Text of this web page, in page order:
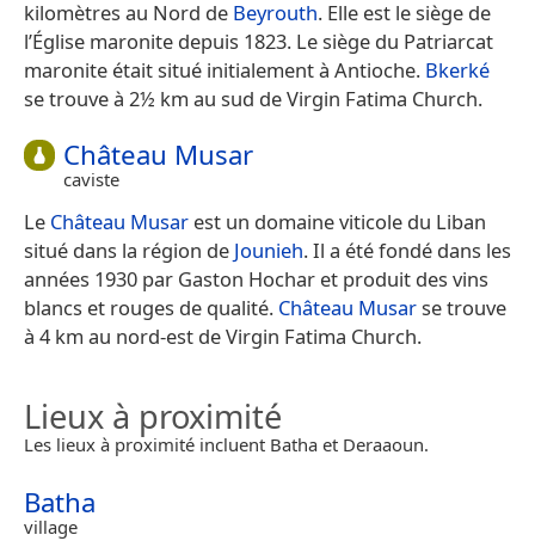
kilomètres au Nord de Beyrouth. Elle est le siège de
l’Église maronite depuis 1823. Le siège du Patriarcat
maronite était situé initialement à Antioche. Bkerké
se trouve à 2½ km au sud de Virgin Fatima Church.
Château Musar
caviste
Le Château Musar est un domaine viticole du Liban
situé dans la région de Jounieh. Il a été fondé dans les
années 1930 par Gaston Hochar et produit des vins
blancs et rouges de qualité. Château Musarse trouve
à 4 km au nord-est de Virgin Fatima Church.
Lieux à proximité
Les lieux à proximité incluent Batha et Deraaoun.
Batha
village